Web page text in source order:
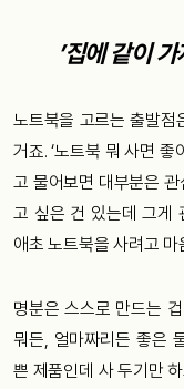
’집에 같이
노트북을 고르는 출발점
거죠. ‘노트북 뭐 사면 좋
고 물어보면 대부분은
고 싶은 건 있는데 그게
애초 노트북을 사려고
명분은 스스로 만드는
뭐든, 얼마짜리든 좋은
쁜 제품인데 사 두기만